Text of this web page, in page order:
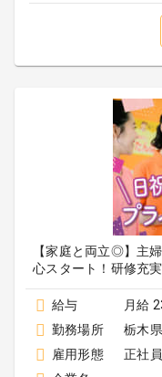
【家庭と両立◎】主
心スタート！研修充
給与
月給
勤務場所
栃木
雇用形態
正社員